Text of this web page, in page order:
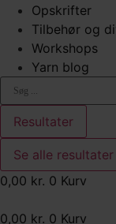
Opskrifter
Tilbehør og
Workshops
Yarn blog
Search
Resultater
Se alle resultater
0,00 kr. 0 Kurv
0,00 kr. 0 Kurv